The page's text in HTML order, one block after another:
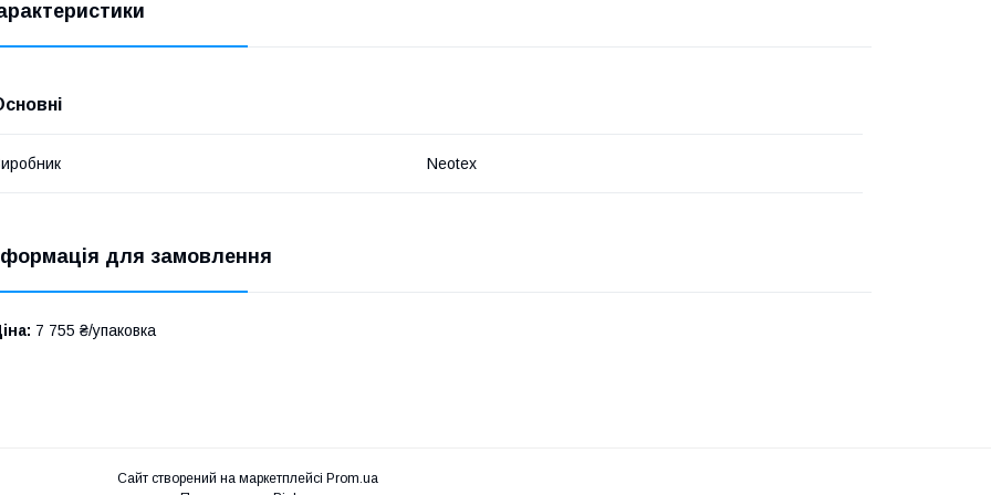
Neotex
для замовлення
7 755 ₴/упаковка
Сайт створений на маркетплейсі Prom.ua